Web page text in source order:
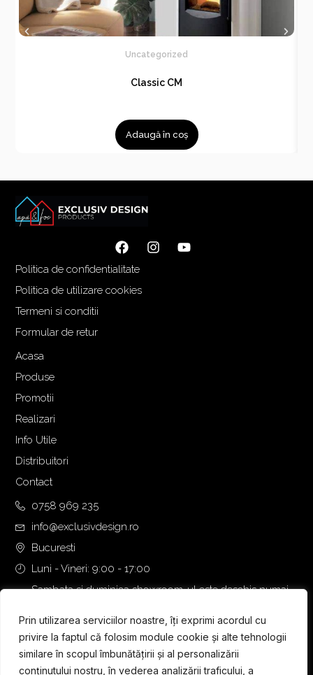
Prin utilizarea serviciilor noastre, îți exprimi acordul cu
privire la faptul că folosim module cookie și alte tehnologii
similare în scopul îmbunătățirii și al personalizării
conținutului nostru, în vederea analizării traficului, a
Uncategorized
Classic CM
Adaugă în coș
Politica de confidentialitate
Politica de utilizare cookies
Termeni si conditii
Formular de retur
Acasa
Produse
Promotii
Realizari
Info Utile
Distribuitori
Contact
0758 969 235
info@exclusivdesign.ro
Bucuresti
Luni - Vineri: 9:00 - 17:00
Sambata si duminica showroom-ul este deschis numai